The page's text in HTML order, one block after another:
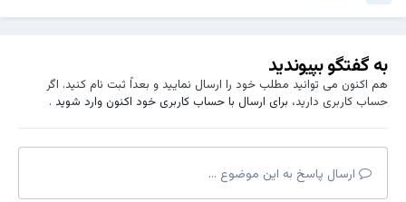
به گفتگو بپیوندید
هم اکنون می توانید مطلب خود را ارسال نمایید و بعداً ثبت نام کنید. اگر
حساب کاربری دارید، برای ارسال با حساب کاربری خود اکنون وارد شوید.
ارسال پاسخ به این موضوع ...